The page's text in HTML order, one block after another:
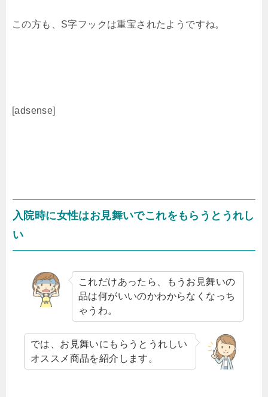
この方も、S字フックは重宝されたようですね。
[adsense]
入院時に女性はお見舞いでこれをもらうとうれし
い
これだけあったら、もうお見舞いの
品は何がいいのかわからなくなっち
ゃうわ。
では、お見舞いにもらうとうれしい
オススメ商品を紹介します。